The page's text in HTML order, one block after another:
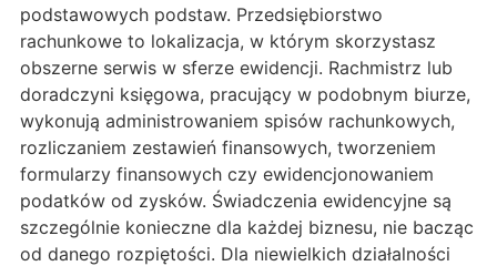
podstawowych podstaw. Przedsiębiorstwo
rachunkowe to lokalizacja, w którym skorzystasz
obszerne serwis w sferze ewidencji. Rachmistrz lub
doradczyni księgowa, pracujący w podobnym biurze,
wykonują administrowaniem spisów rachunkowych,
rozliczaniem zestawień finansowych, tworzeniem
formularzy finansowych czy ewidencjonowaniem
podatków od zysków. Świadczenia ewidencyjne są
szczególnie konieczne dla każdej biznesu, nie bacząc
od danego rozpiętości. Dla niewielkich działalności